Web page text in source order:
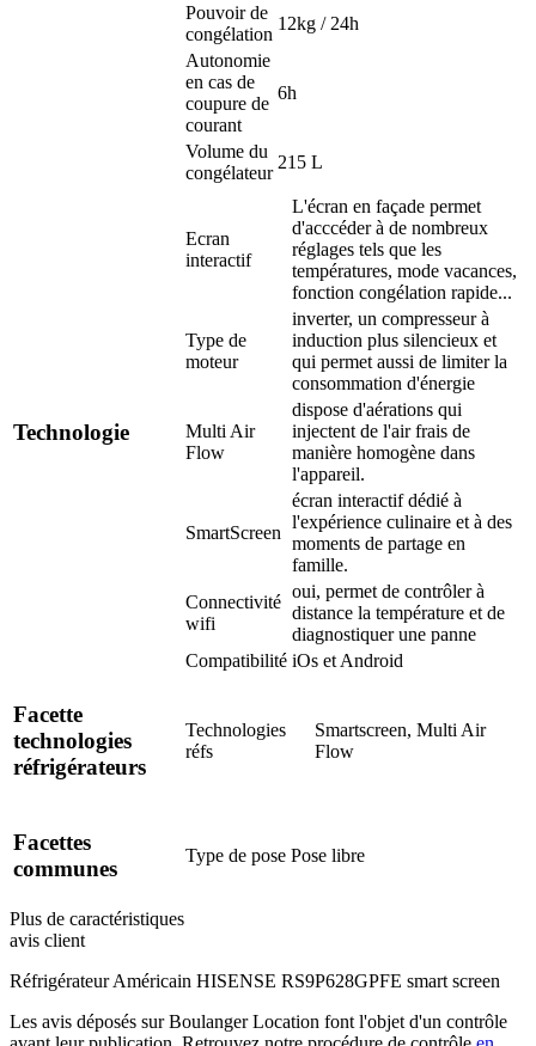
Pouvoir de
congélation
12kg / 24h
Autonomie
en cas de
coupure de
courant
6h
Volume du
congélateur
215 L
Technologie
Ecran
interactif
L'écran en façade permet
d'acccéder à de nombreux
réglages tels que les
températures, mode vacances,
fonction congélation rapide...
Type de
moteur
inverter, un compresseur à
induction plus silencieux et
qui permet aussi de limiter la
consommation d'énergie
Multi Air
Flow
dispose d'aérations qui
injectent de l'air frais de
manière homogène dans
l'appareil.
SmartScreen
écran interactif dédié à
l'expérience culinaire et à des
moments de partage en
famille.
Connectivité
wifi
oui, permet de contrôler à
distance la température et de
diagnostiquer une panne
Compatibilité iOs et Android
Facette
technologies
réfrigérateurs
Technologies
réfs
Smartscreen, Multi Air
Flow
Facettes
communes
Type de pose Pose libre
Plus de caractéristiques
avis client
Réfrigérateur Américain HISENSE RS9P628GPFE smart screen
Les avis déposés sur Boulanger Location font l'objet d'un contrôle